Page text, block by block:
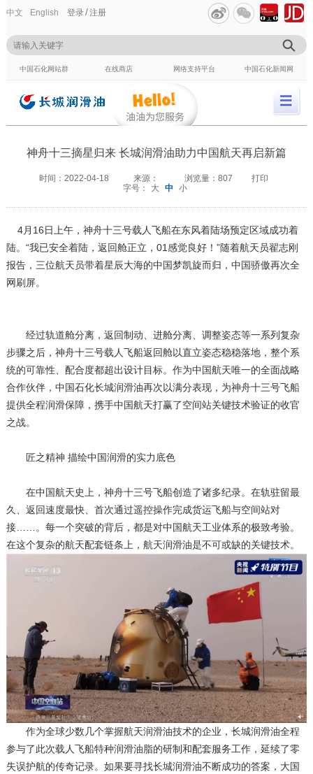
中文 English 登录/注册
中国石化网站群 在线商店 网络支持平台 中国石化新闻网
神舟十三摘星归来 长城润滑油助力中国航天再启新篇
时间： 2022-04-18 来源： 浏览量：807
打印
字号：
大 中 小
4月16日上午，神舟十三号载人飞船在东风着陆场预定区域成功着
陆。“我已安全着陆，返回舱正立，01感觉良好！”随着航天员翟志刚
报告，三位航天员带着星辰大海的中国梦凯旋而归，中国骄傲再次全
网刷屏。
经过轨道舱分离，返回制动、进舱分离、调整姿态等一系列复杂
步骤之后，神舟十三号载人飞船返回舱以直立姿态稳稳落地，整个系
统的可靠性、配合度都超出设计目标。作为中国航天唯一的全面战略
合作伙伴，中国石化长城润滑油再次以满分表现，为神舟十三号飞船
提供全程润滑保障，携手中国航天打赢了空间站关键技术验证的收官
之战。
匠之精神 描绘中国润滑的实力底色
在中国航天史上，神舟十三号飞船创造了诸多纪录。在轨驻留最
久、返回速度最快、首次通过遥控操作完成货运飞船与空间站对
接……。每一个突破的背后，都是对中国航天工业体系的极致考验。
在这个复杂的航天配套链条上，航天润滑油是不可或缺的关键技术。
作为全球少数几个掌握航天润滑油技术的企业，长城润滑油全程
参与了此次载人飞船特种润滑油脂的研制和配套服务工作，延续了零
失误护航的传奇记录。如果要寻找长城润滑油不断成功的答案，大国